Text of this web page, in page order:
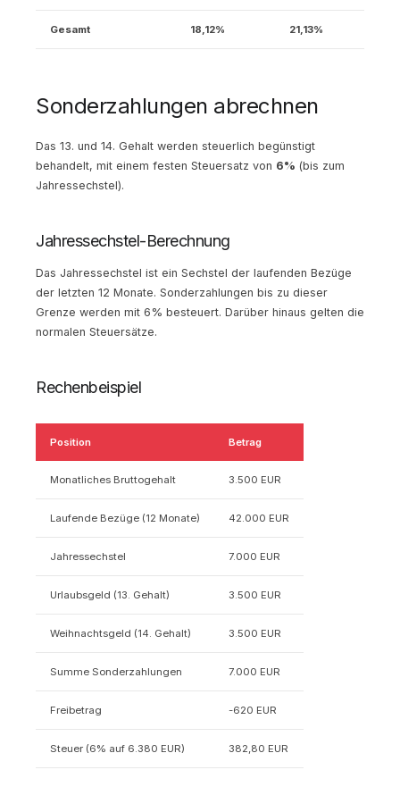
Gesamt 18,12% 21,13%
Sonderzahlungen abrechnen
Das 13. und 14. Gehalt werden steuerlich begünstigt
behandelt, mit einem festen Steuersatz von 6% (bis zum
Jahressechstel).
Jahressechstel-Berechnung
Das Jahressechstel ist ein Sechstel der laufenden Bezüge
der letzten 12 Monate. Sonderzahlungen bis zu dieser
Grenze werden mit 6% besteuert. Darüber hinaus gelten die
normalen Steuersätze.
Rechenbeispiel
Position Betrag
Monatliches Bruttogehalt 3.500 EUR
Laufende Bezüge (12 Monate) 42.000 EUR
Jahressechstel 7.000 EUR
Urlaubsgeld (13. Gehalt) 3.500 EUR
Weihnachtsgeld (14. Gehalt) 3.500 EUR
Summe Sonderzahlungen 7.000 EUR
Freibetrag -620 EUR
Steuer (6% auf 6.380 EUR) 382,80 EUR